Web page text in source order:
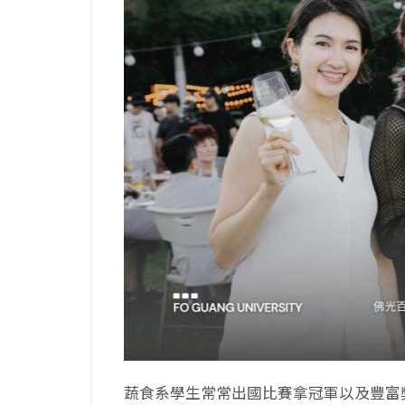
蔬食系學生常常出國比賽拿冠軍以及豐富